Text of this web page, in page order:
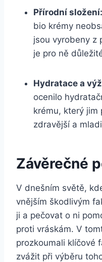
Přírodní složení:
bio krémy
jsou vyrobeny z
je pro ⁤ně
Hydratace​ a
ocenilo
krému, který jim
zdravější a
Závěrečné
V dnešním světě,
vnějším škodlivým
ji a ⁢pečovat o ni
proti vráskám. V
prozkoumali klíčové
zvážit při výběru